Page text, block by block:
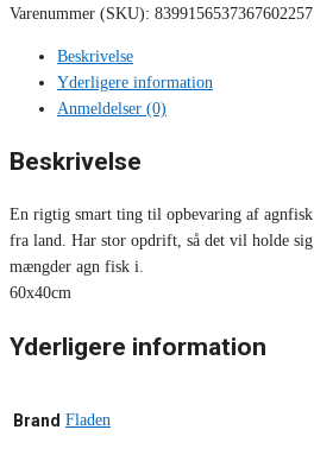
Varenummer (SKU): 8399156537367602257
Beskrivelse
Yderligere information
Anmeldelser (0)
Beskrivelse
En rigtig smart ting til opbevaring af
fra land. Har stor opdrift, så det vil holde
mængder agn fisk i.
60x40cm
Yderligere information
Brand Fladen